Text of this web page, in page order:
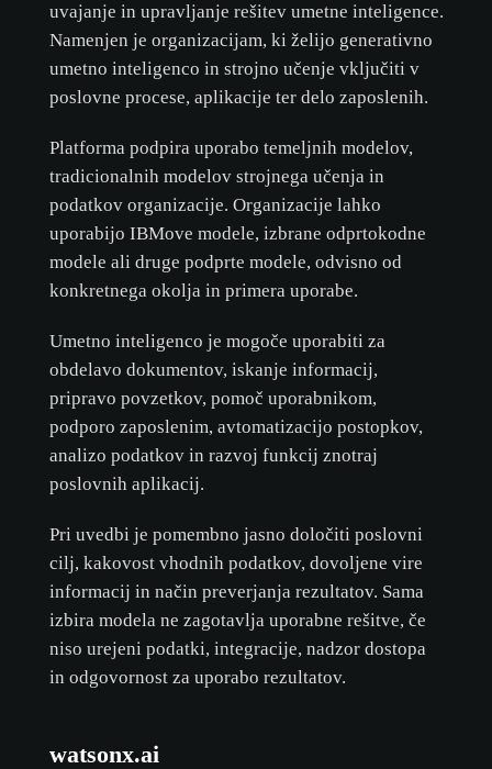
uvajanje in upravljanje rešitev umetne inteligence.
Namenjen je organizacijam, ki želijo generativno
umetno inteligenco in strojno učenje vključiti v
poslovne procese, aplikacije ter delo zaposlenih.
Platforma podpira uporabo temeljnih modelov,
tradicionalnih modelov strojnega učenja in
podatkov organizacije. Organizacije lahko
uporabijo IBMove modele, izbrane odprtokodne
modele ali druge podprte modele, odvisno od
konkretnega okolja in primera uporabe.
Umetno inteligenco je mogoče uporabiti za
obdelavo dokumentov, iskanje informacij,
pripravo povzetkov, pomoč uporabnikom,
podporo zaposlenim, avtomatizacijo postopkov,
analizo podatkov in razvoj funkcij znotraj
poslovnih aplikacij.
Pri uvedbi je pomembno jasno določiti poslovni
cilj, kakovost vhodnih podatkov, dovoljene vire
informacij in način preverjanja rezultatov. Sama
izbira modela ne zagotavlja uporabne rešitve, če
niso urejeni podatki, integracije, nadzor dostopa
in odgovornost za uporabo rezultatov.
watsonx.ai